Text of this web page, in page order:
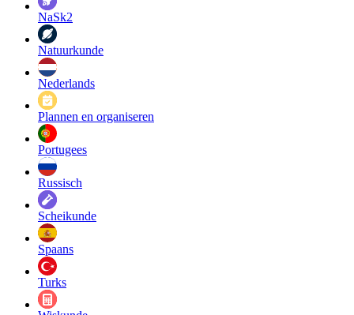
NaSk2
Natuurkunde
Nederlands
Plannen en organiseren
Portugees
Russisch
Scheikunde
Spaans
Turks